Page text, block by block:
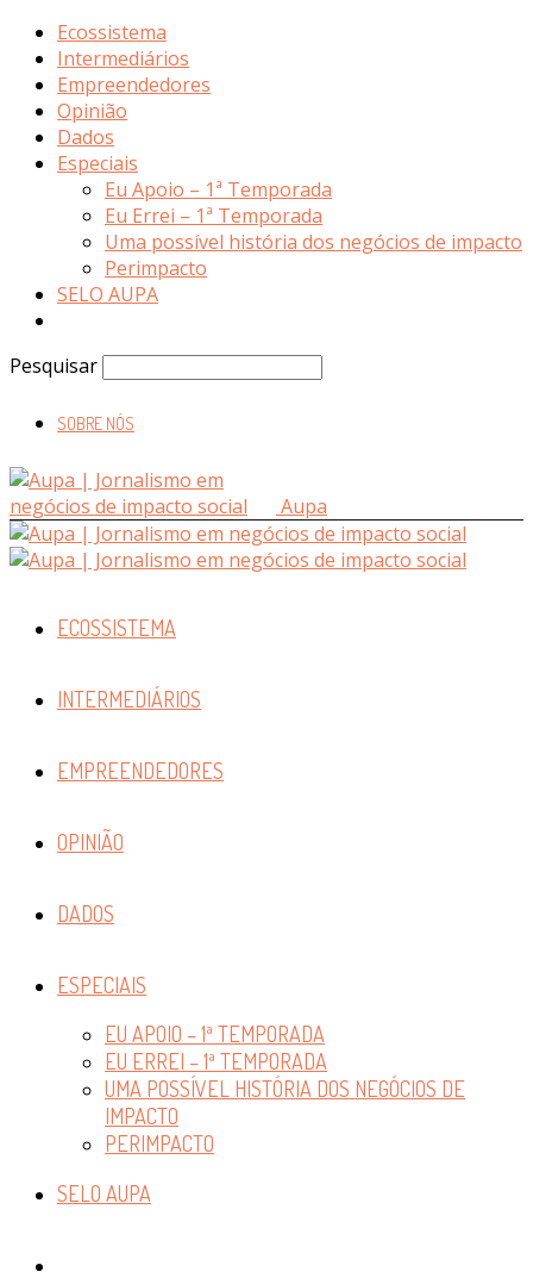
Ecossistema
Intermediários
Empreendedores
Opinião
Dados
Especiais
Eu Apoio – 1ª Temporada
Eu Errei – 1ª Temporada
Uma possível história dos negócios de impacto
Perimpacto
SELO AUPA
Pesquisar
SOBRE NÓS
Aupa
ECOSSISTEMA
INTERMEDIÁRIOS
EMPREENDEDORES
OPINIÃO
DADOS
ESPECIAIS
EU APOIO – 1ª TEMPORADA
EU ERREI – 1ª TEMPORADA
UMA POSSÍVEL HISTÓRIA DOS NEGÓCIOS DE
IMPACTO
PERIMPACTO
SELO AUPA